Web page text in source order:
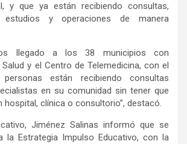
y que ya están recibiendo consultas,
estudios y operaciones de manera
llegado a los 38 municipios con
y el Centro de Telemedicina, con el
están recibiendo consultas
en su comunidad sin tener que
hospital, clínica o consultorio”, destacó.
Jiménez Salinas informó que se
la Estrategia Impulso Educativo, con la